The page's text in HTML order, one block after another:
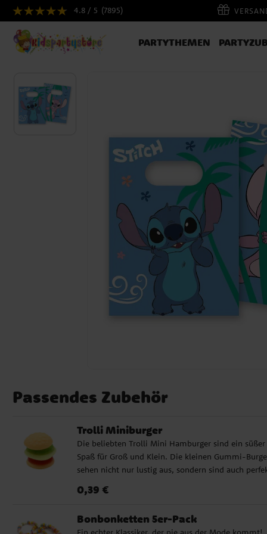
4.8 / 5 (7895)
PARTYTHEMEN
Passendes Zubehör
Trolli Miniburger
Die beliebten Trolli Mini Hamburger sind ein süßer
Spaß für Groß und Klein. Die kleinen Gummi-
sehen nicht nur lustig aus, sondern sind auch
für eine Piñata. ✔ Lustige Hamburger-Form aus
& Piñatas ✔ Beliebt bei Kindern und Erwachsenen
Preis: 0,39 €
0,39 €
Bonbonketten 5er-Pack